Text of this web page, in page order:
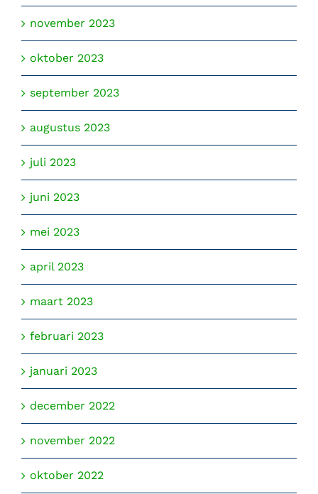
november 2023
oktober 2023
september 2023
augustus 2023
juli 2023
juni 2023
mei 2023
april 2023
maart 2023
februari 2023
januari 2023
december 2022
november 2022
oktober 2022